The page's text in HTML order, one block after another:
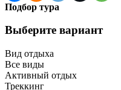
Подбор тура
Выберите вариант
Вид отдыха
Все виды
Активный отдых
Треккинг